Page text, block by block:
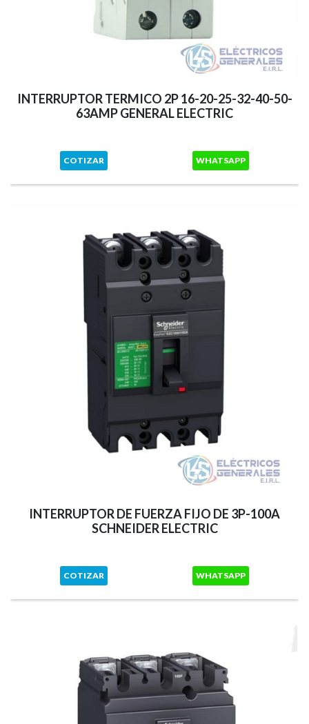
INTERRUPTOR TERMICO 2P 16-20-25-32-40-50-
63AMP GENERAL ELECTRIC
COTIZAR WHATSAPP
INTERRUPTOR DE FUERZA FIJO DE 3P-100A
SCHNEIDER ELECTRIC
COTIZAR WHATSAPP